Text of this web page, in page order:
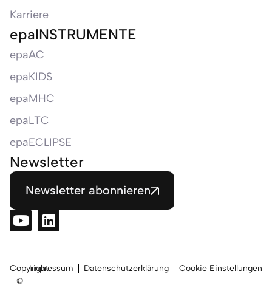
Karriere
epaINSTRUMENTE
epaAC
epaKIDS
epaMHC
epaLTC
epaECLIPSE
Newsletter
Newsletter abonnieren
Copyright
©
Impressum Datenschutzerklärung Cookie Einstellungen